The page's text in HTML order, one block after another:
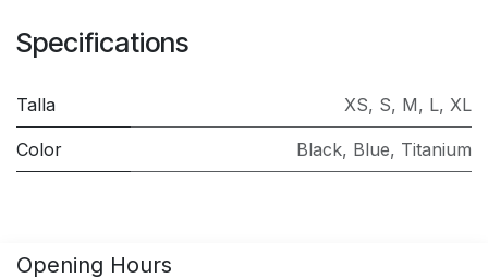
Specifications
Talla XS, S, M, L, XL
Color Black, Blue, Titanium
Opening Hours